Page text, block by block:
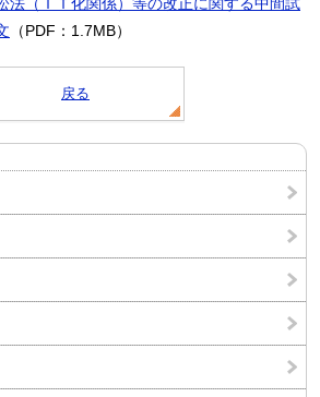
法（ＩＴ化関係）等の改正に関する中間試
（PDF：1.7MB）
戻る